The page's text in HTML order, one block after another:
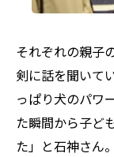
それぞれの親子
剣に話を聞いて
っぱり犬のパワ
た瞬間から子ど
た」と石神さん。